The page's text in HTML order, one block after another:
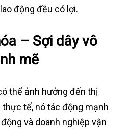
động đều có lợi.
– Sợi dây vô
mẽ
thể ảnh hưởng đến thị
tế, nó tác động mạnh
và doanh nghiệp vận